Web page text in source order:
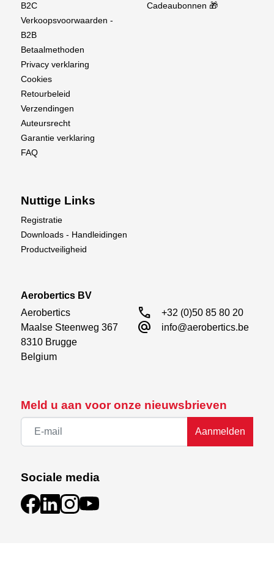
Meld u aan voor onze nieuwsbrieven
Aanmelden
Sociale media
B2C
Verkoopsvoorwaarden -
B2B
Betaalmethoden
Privacy verklaring
Cookies
Retourbeleid
Verzendingen
Auteursrecht
Garantie verklaring
FAQ
Cadeaubonnen 🎁
Nuttige Links
Registratie
Downloads - Handleidingen
Productveiligheid
Aerobertics BV
Aerobertics
Maalse Steenweg 367
8310 Brugge
Belgium
call +32 (0)50 85 80 20
alternate_email info@aerobertics.be